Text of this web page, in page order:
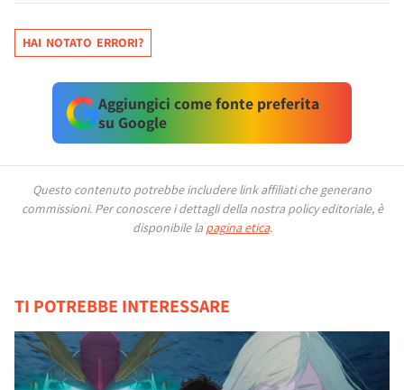
HAI NOTATO ERRORI?
Aggiungici come fonte preferita
su Google
Questo contenuto potrebbe includere link affiliati che generano
commissioni. Per conoscere i dettagli della nostra policy editoriale, è
disponibile la pagina etica.
TI POTREBBE INTERESSARE